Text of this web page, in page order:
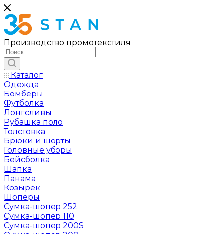
Производство промотекстиля
Каталог
Одежда
Бомберы
Футболка
Лонгсливы
Рубашка поло
Толстовка
Брюки и шорты
Головные уборы
Бейсболка
Шапка
Панама
Козырек
Шоперы
Сумка-шопер 252
Сумка-шопер 110
Сумка-шопер 200S